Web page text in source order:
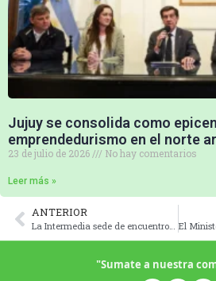
Jujuy se consolida como
emprendedurismo en el norte
23 de julio de 2026 No hay comentarios
Leer más »
ANTERIOR
La Intermedia sede de encuentro de productores andinos
"Sumate a nuestra